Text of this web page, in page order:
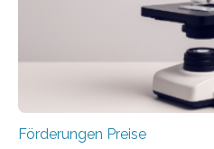
werden soll eine
hochrangige
Förderungen Preise